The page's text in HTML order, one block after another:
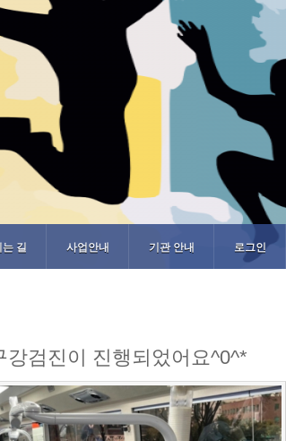
는 길 사업안내 기관 안내 로그인
검진이 진행되었어요^0^*